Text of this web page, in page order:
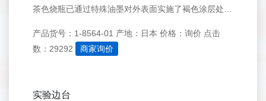
产品货号：1-8564-01 产地：日本 价格：询价 点击
数：29292
商家询价
实验边台